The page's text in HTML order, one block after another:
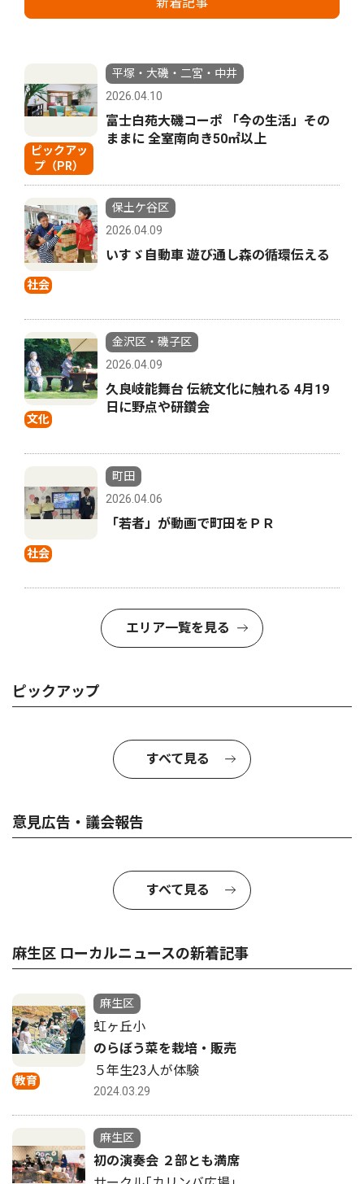
ピックアッ
プ（PR）
平塚・大磯・二宮・中井
2026.04.10
富士白苑大磯コーポ 「今の生活」その
ままに 全室南向き50㎡以上
社会
保土ケ谷区
2026.04.09
いすゞ自動車 遊び通し森の循環伝える
文化
金沢区・磯子区
2026.04.09
久良岐能舞台 伝統文化に触れる 4月19
日に野点や研鑽会
社会
町田
2026.04.06
「若者」が動画で町田をＰＲ
エリア一覧を見る
ピックアップ
すべて見る
意見広告・議会報告
すべて見る
麻生区 ローカルニュースの新着記事
教育
麻生区
虹ヶ丘小
のらぼう菜を栽培・販売
５年生23人が体験
2024.03.29
麻生区
初の演奏会 ２部とも満席